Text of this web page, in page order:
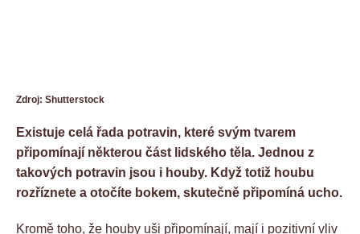
Zdroj: Shutterstock
Existuje celá řada potravin, které svým tvarem
připomínají některou část lidského těla. Jednou z
takových potravin jsou i houby. Když totiž houbu
rozříznete a otočíte bokem, skutečně připomíná ucho.
Kromě toho, že houby uši připomínají, mají i pozitivní vliv